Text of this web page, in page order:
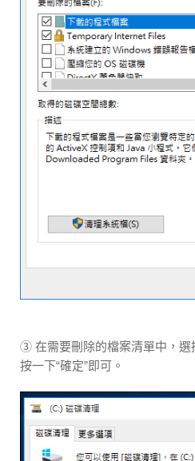
③ 在需要刪除的檔案清單中，選
按一下“確定”即可。